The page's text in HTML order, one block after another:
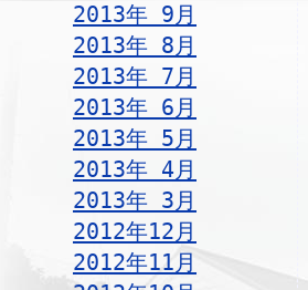
2013年 9月
2013年 8月
2013年 7月
2013年 6月
2013年 5月
2013年 4月
2013年 3月
2012年12月
2012年11月